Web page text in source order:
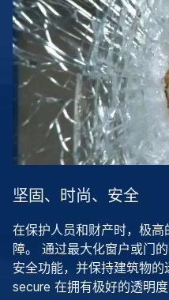
坚固、时尚、安全
在保护人员和财产时，极
障。 通过最大化窗户或门
安全功能，并保持建筑物
secure 在拥有极好的透明